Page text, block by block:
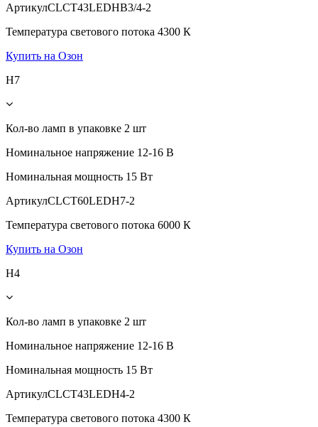
АртикулCLCT43LEDHB3/4-2
Температура светового потока 4300 К
Купить на Озон
H7
Кол-во ламп в упаковке 2 шт
Номинальное напряжение 12-16 В
Номинальная мощность 15 Вт
АртикулCLCT60LEDH7-2
Температура светового потока 6000 К
Купить на Озон
H4
Кол-во ламп в упаковке 2 шт
Номинальное напряжение 12-16 В
Номинальная мощность 15 Вт
АртикулCLCT43LEDH4-2
Температура светового потока 4300 К